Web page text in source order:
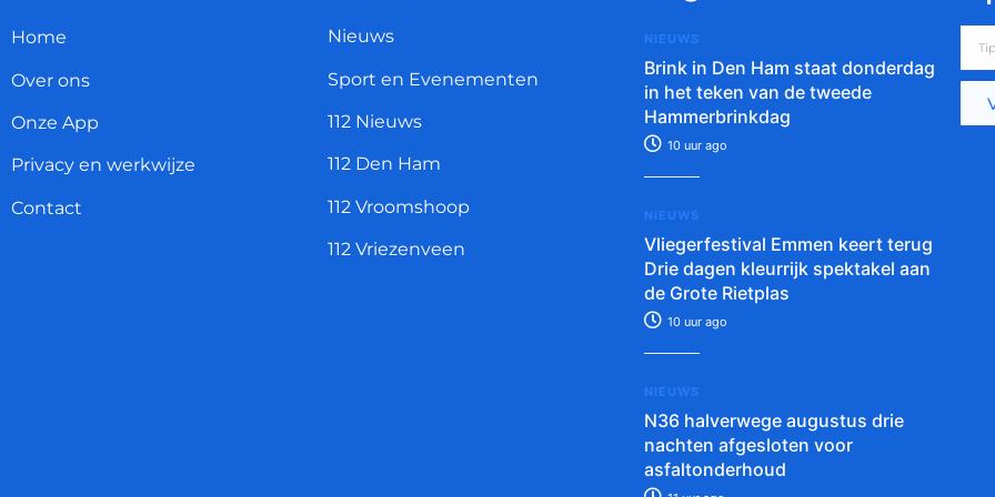
Home
Over ons
Onze App
Privacy en werkwijze
Contact
Nieuws
Sport en Evenementen
112 Nieuws
112 Den Ham
112 Vroomshoop
112 Vriezenveen
NIEUWS
Brink in Den Ham staat donderdag
in het teken van de tweede
Hammerbrinkdag
10 uur ago
NIEUWS
Vliegerfestival Emmen keert terug
Drie dagen kleurrijk spektakel aan
de Grote Rietplas
10 uur ago
NIEUWS
N36 halverwege augustus drie
nachten afgesloten voor
asfaltonderhoud